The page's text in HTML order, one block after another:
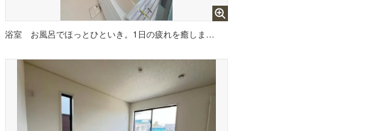
浴室 お風呂でほっとひといき。1日の疲れを癒しましょう。